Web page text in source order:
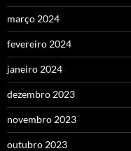
março 2024
fevereiro 2024
janeiro 2024
dezembro 2023
novembro 2023
outubro 2023